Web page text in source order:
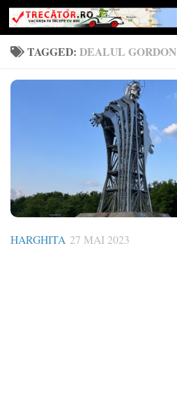
Skip to content
TAGGED: DEALUL GORDON
HARGHITA 27 MAI 2023